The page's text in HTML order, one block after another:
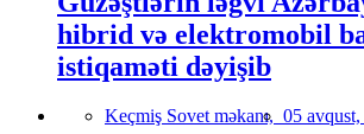
hibrid və elektromobil
istiqaməti dəyişib
Keçmiş Sovet məkanı, 05